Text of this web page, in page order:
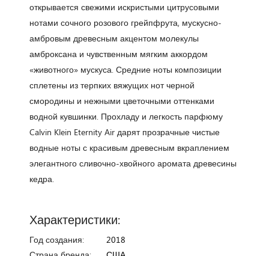
открывается свежими искристыми цитрусовыми
нотами сочного розового грейпфрута, мускусно-
амбровым древесным акцентом молекулы
амброксана и чувственным мягким аккордом
«животного» мускуса. Средние ноты композиции
сплетены из терпких вяжущих нот черной
смородины и нежными цветочными оттенками
водной кувшинки. Прохладу и легкость парфюму
Calvin Klein Eternity Air дарят прозрачные чистые
водные ноты с красивым древесным вкраплением
элегантного сливочно-хвойного аромата древесины
кедра.
Характеристики:
Год создания:
2018